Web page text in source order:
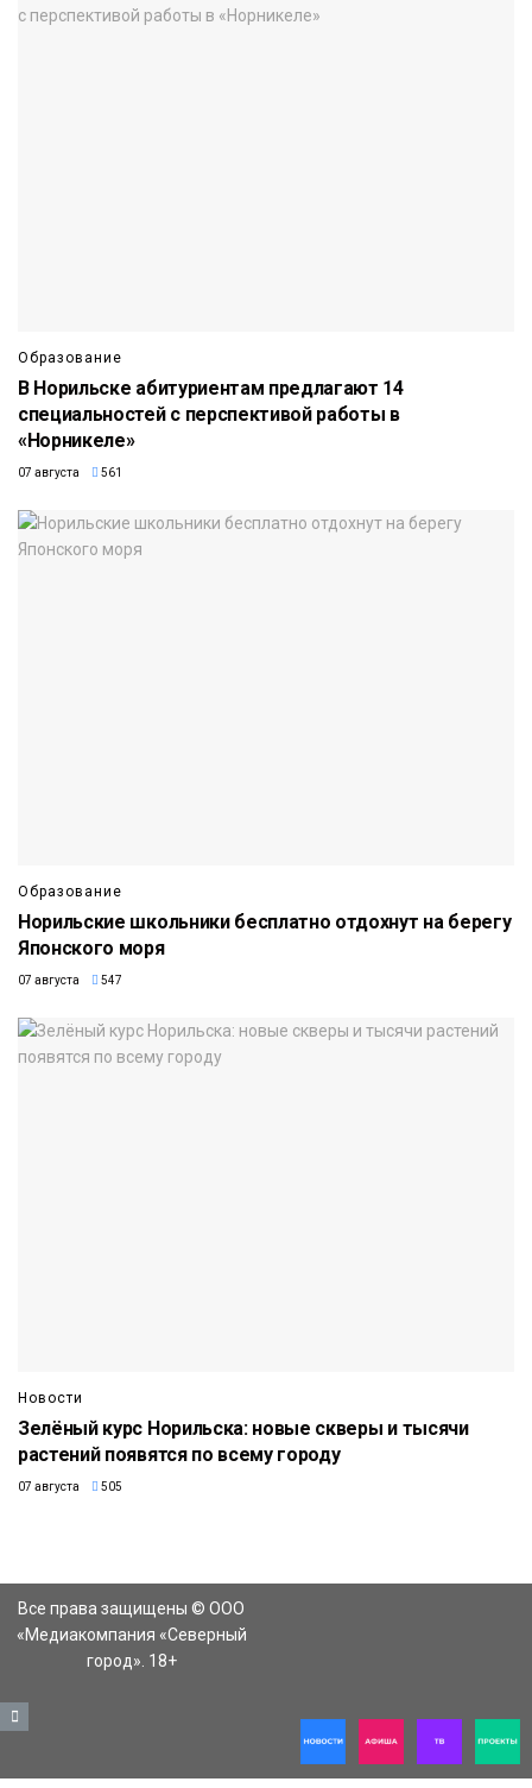
Образование
В Норильске абитуриентам предлагают 14
специальностей с перспективой работы в
«Норникеле»
07 августа 561
Образование
Норильские школьники бесплатно отдохнут на берегу
Японского моря
07 августа 547
Новости
Зелёный курс Норильска: новые скверы и тысячи
растений появятся по всему городу
07 августа 505
Все права защищены © ООО
«Медиакомпания «Северный
город». 18+